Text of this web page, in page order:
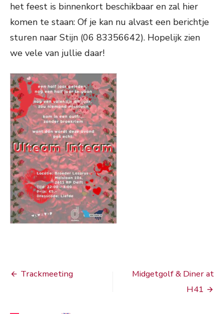
het feest is binnenkort beschikbaar en zal hier
komen te staan: Of je kan nu alvast een berichtje
sturen naar Stijn (06 83356642). Hopelijk zien
we vele van jullie daar!
Bericht
Trackmeeting
Midgetgolf & Diner at
H41